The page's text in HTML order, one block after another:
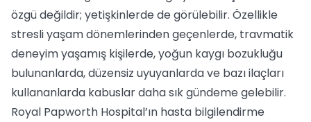
özgü değildir; yetişkinlerde de görülebilir. Özellikle
stresli yaşam dönemlerinden geçenlerde, travmatik
deneyim yaşamış kişilerde, yoğun kaygı bozukluğu
bulunanlarda, düzensiz uyuyanlarda ve bazı ilaçları
kullananlarda kabuslar daha sık gündeme gelebilir.
Royal Papworth Hospital’ın hasta bilgilendirme